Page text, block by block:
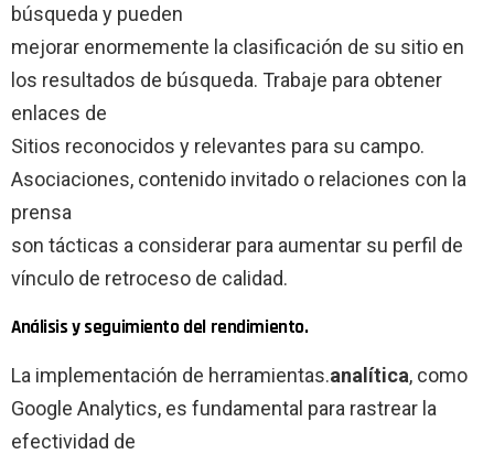
búsqueda y pueden
mejorar enormemente la clasificación de su sitio en
los resultados de búsqueda. Trabaje para obtener
enlaces de
Sitios reconocidos y relevantes para su campo.
Asociaciones, contenido invitado o relaciones con la
prensa
son tácticas a considerar para aumentar su perfil de
vínculo de retroceso de calidad.
Análisis y seguimiento del rendimiento.
La implementación de herramientas.analítica, como
Google Analytics, es fundamental para rastrear la
efectividad de